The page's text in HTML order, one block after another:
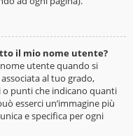
il mio nome utente?
utente quando si
al tuo grado,
o punti che indicano quanti
esserci un’immagine più
e specifica per ogni